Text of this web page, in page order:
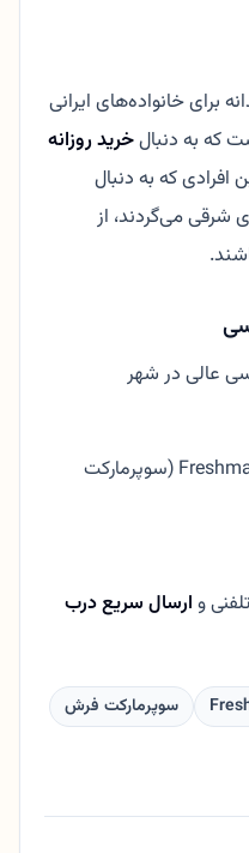
برای خانواده‌های ایرانی
که به دنبالخرید روزانه
که به دنبال
شرقی می‌گردند، از
عالی در شهر
Freshmarkt Düsseldorf (سوپرمارکت
و ارسال سریع درب
سوپرمارکت فرش